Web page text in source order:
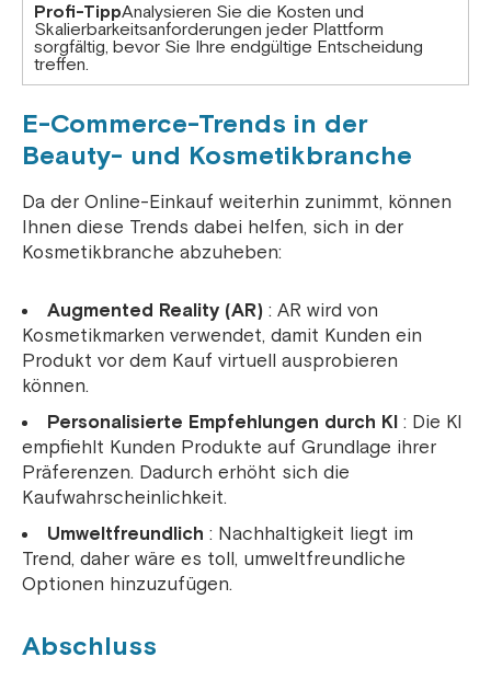
Profi-TippAnalysieren Sie die Kosten und
Skalierbarkeitsanforderungen jeder Plattform
sorgfältig, bevor Sie Ihre endgültige Entscheidung
treffen.
E-Commerce-Trends in der
Beauty- und Kosmetikbranche
Da der Online-Einkauf weiterhin zunimmt, können
Ihnen diese Trends dabei helfen, sich in der
Kosmetikbranche abzuheben:
Augmented Reality (AR) : AR wird von
Kosmetikmarken verwendet, damit Kunden ein
Produkt vor dem Kauf virtuell ausprobieren
können.
Personalisierte Empfehlungen durch KI : Die KI
empfiehlt Kunden Produkte auf Grundlage ihrer
Präferenzen. Dadurch erhöht sich die
Kaufwahrscheinlichkeit.
Umweltfreundlich : Nachhaltigkeit liegt im
Trend, daher wäre es toll, umweltfreundliche
Optionen hinzuzufügen.
Abschluss